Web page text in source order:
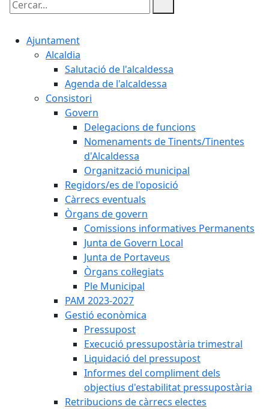
Cercar:
Ajuntament
Alcaldia
Salutació de l'alcaldessa
Agenda de l'alcaldessa
Consistori
Govern
Delegacions de funcions
Nomenaments de Tinents/Tinentes
d'Alcaldessa
Organització municipal
Regidors/es de l'oposició
Càrrecs eventuals
Òrgans de govern
Comissions informatives Permanents
Junta de Govern Local
Junta de Portaveus
Òrgans col·legiats
Ple Municipal
PAM 2023-2027
Gestió econòmica
Pressupost
Execució pressupostària trimestral
Liquidació del pressupost
Informes del compliment dels
objectius d'estabilitat pressupostària
Retribucions de càrrecs electes